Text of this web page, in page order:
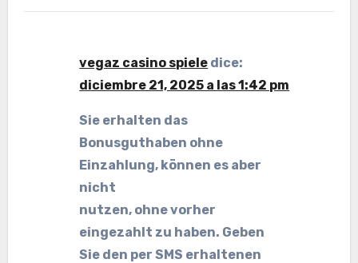
vegaz casino spiele dice:
diciembre 21, 2025 a las 1:42 pm
Sie erhalten das
Bonusguthaben ohne
Einzahlung, können es aber
nicht
nutzen, ohne vorher
eingezahlt zu haben. Geben
Sie den per SMS erhaltenen